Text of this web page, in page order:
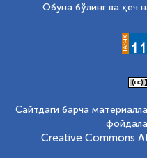
Обуна бўлинг ва ҳеч
Сайтдаги барча
Creative Commons